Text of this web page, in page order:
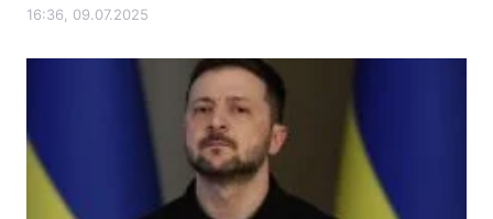
16:36, 09.07.2025